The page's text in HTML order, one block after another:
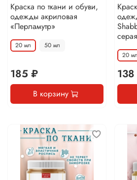
Краска по ткани и обуви,
одежды акриловая
«Перламутр»
20 мл 50 мл
185 ₽
В корзину
20 мл